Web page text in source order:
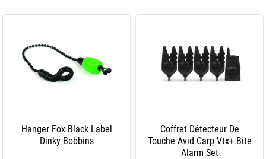
Hanger Fox Black Label
Dinky Bobbins
Coffret Détecteur De
Touche Avid Carp Vtx+ Bite
Alarm Set